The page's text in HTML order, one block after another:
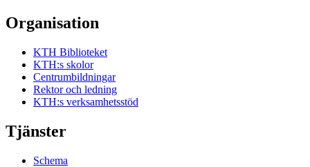
Organisation
KTH Biblioteket
KTH:s skolor
Centrumbildningar
Rektor och ledning
KTH:s verksamhetsstöd
Tjänster
Schema